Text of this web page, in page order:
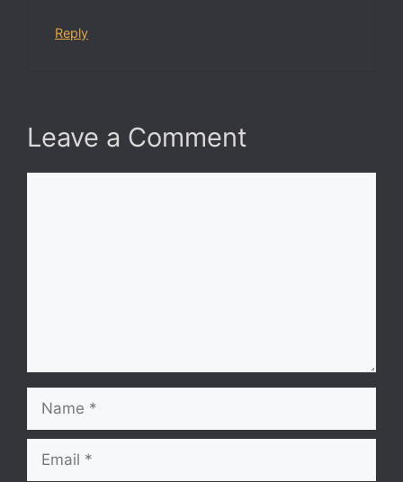
Reply
Leave a Comment